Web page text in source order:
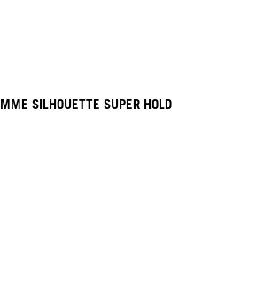
SILHOUETTE SUPER HOLD